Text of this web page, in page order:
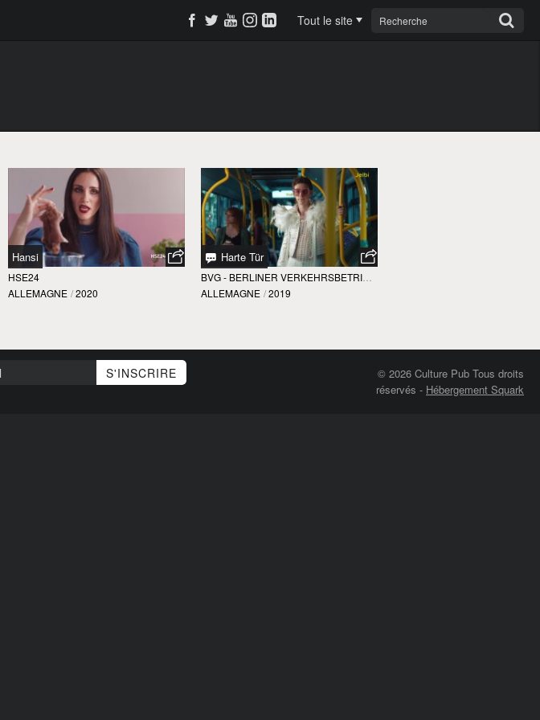
Tout le site
Hansi
HSE24
ALLEMAGNE / 2020
Harte Tür
ALLEMAGNE / 2019
© 2026 Culture Pub Tous droits
réservés - Hébergement Squark